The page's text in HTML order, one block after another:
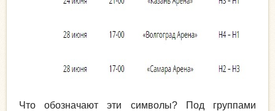
Что обозначают эти символы? Под группами